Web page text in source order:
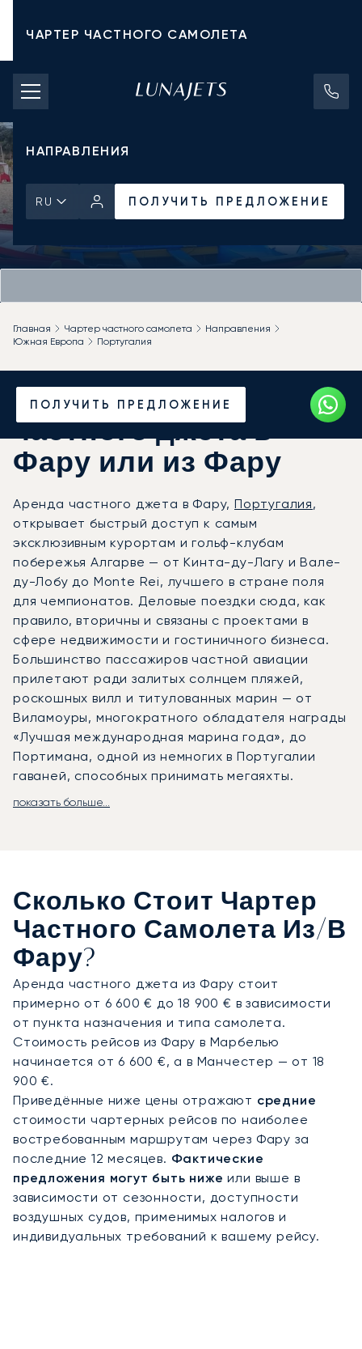
ЧАРТЕР ЧАСТНОГО САМОЛЕТА
СТОИМОСТЬ ЧАРТЕРА
ЧАСТНЫЕ САМОЛЕТЫ
НАПРАВЛЕНИЯ
RU ПОЛУЧИТЬ ПРЕДЛОЖЕНИЕ
ПОЛУЧИТЬ ПРЕДЛОЖЕНИЕ
Главная Чартер частного самолета
Направления
Южная Европа
Португалия
Закажите аренду
частного джета в
Фару или из Фару
Аренда частного джета в Фару, Португалия,
открывает быстрый доступ к самым
эксклюзивным курортам и гольф-клубам
побережья Алгарве — от Кинта-ду-Лагу и Вале-
ду-Лобу до Monte Rei, лучшего в стране поля
для чемпионатов. Деловые поездки сюда, как
правило, вторичны и связаны с проектами в
сфере недвижимости и гостиничного бизнеса.
Большинство пассажиров частной авиации
прилетают ради залитых солнцем пляжей,
роскошных вилл и титулованных марин — от
Виламоуры, многократного обладателя награды
«Лучшая международная марина года», до
Портимана, одной из немногих в Португалии
гаваней, способных принимать мегаяхты.
LunaJets организует аренду частных джетов в
треугольника» Алгарве. Операторы бизнес-
авиации, такие как Omni Handling и Sky Valet,
ускоренное прохождение формальностей.
Прямо от трапа самолета наша команда
организует для вас трансфер на виллу в Кинта-
ду-Лагу или к яхте в Виламоуре.
Обладая двадцатилетним опытом и будучи
первым европейским брокером, получившим
сертификат Argus®, LunaJets поддерживает
высочайшие стандарты в частной авиации. В
Фару, где пик трафика частных джетов
приходится на июль и август, наша команда
решает вопросы со слотами и наземным
обслуживанием, чтобы гарантировать
безупречные и своевременные прибытия.
Прилетаете ли вы на уединенный семейный
отдых, гольф-ретрит или уик-энд под парусом
показать больше...
Сколько Стоит Чартер
Частного Самолета Из/в
Фару?
Аренда частного джета из Фару стоит
примерно от 6 600 € до 18 900 € в зависимости
от пункта назначения и типа самолета.
Стоимость рейсов из Фару в Марбелью
начинается от 6 600 €, а в Манчестер — от 18
900 €.
Приведённые ниже цены отражают средние
стоимости чартерных рейсов по наиболее
востребованным маршрутам через Фару за
последние 12 месяцев. Фактические
предложения могут быть ниже или выше в
зависимости от сезонности, доступности
воздушных судов, применимых налогов и
индивидуальных требований к вашему рейсу.